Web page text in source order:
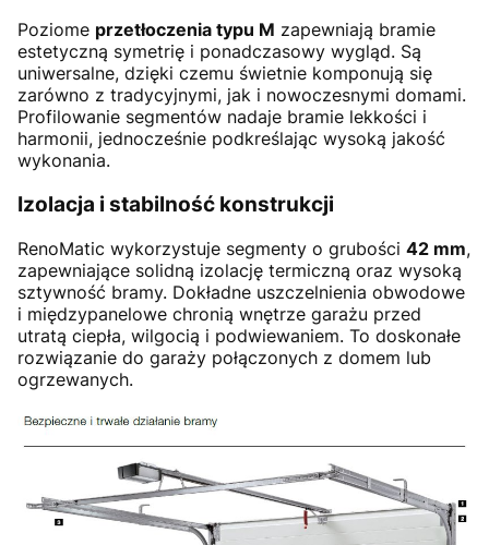
Poziome przetłoczenia typu M zapewniają bramie
estetyczną symetrię i ponadczasowy wygląd. Są
uniwersalne, dzięki czemu świetnie komponują się
zarówno z tradycyjnymi, jak i nowoczesnymi domami.
Profilowanie segmentów nadaje bramie lekkości i
harmonii, jednocześnie podkreślając wysoką jakość
wykonania.
Izolacja i stabilność konstrukcji
RenoMatic wykorzystuje segmenty o grubości 42 mm,
zapewniające solidną izolację termiczną oraz wysoką
sztywność bramy. Dokładne uszczelnienia obwodowe
i międzypanelowe chronią wnętrze garażu przed
utratą ciepła, wilgocią i podwiewaniem. To doskonałe
rozwiązanie do garaży połączonych z domem lub
ogrzewanych.